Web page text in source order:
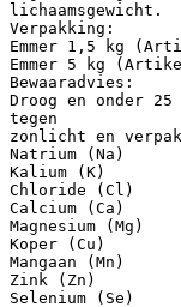
lichaamsgewicht.
Verpakking:
Emmer 1,5 kg
Emmer 5 kg
Bewaaradvies:
Droog en onder 25
tegen
zonlicht en
Natrium (Na)
Kalium (K)
Chloride (Cl)
Calcium (Ca)
Magnesium (Mg)
Koper (Cu)
Mangaan (Mn)
Zink (Zn)
Selenium (Se)